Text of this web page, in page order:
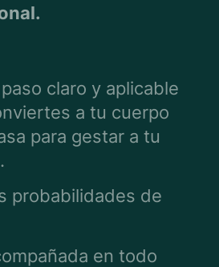
claro y aplicable
a tu cuerpo
para gestar a tu
probabilidades de
en todo